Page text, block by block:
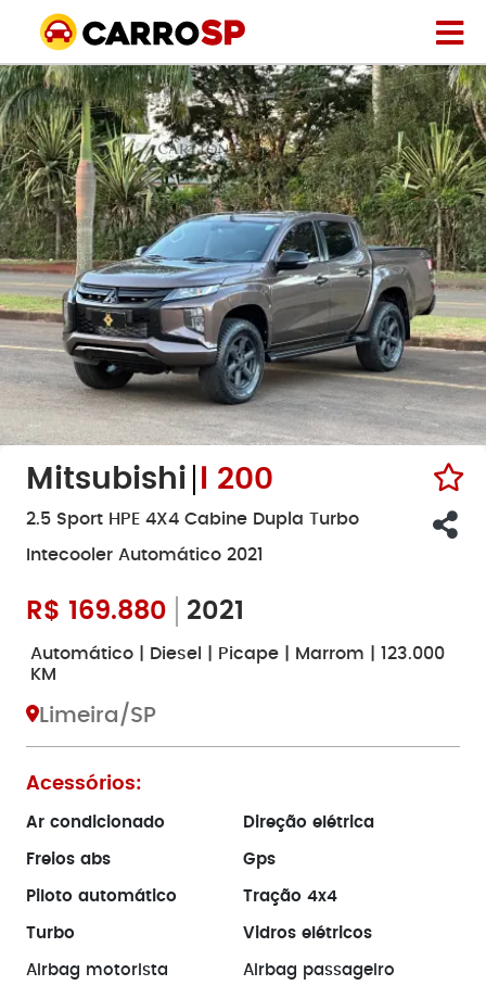
Mitsubishi l 200
2.5 Sport HPE 4X4 Cabine Dupla Turbo
Intecooler Automático 2021
R$ 169.880 2021
Automático | Diesel | Picape | Marrom | 123.000
KM
Limeira/SP
Acessórios:
Ar condicionado Direção elétrica
Freios abs Gps
Piloto automático Tração 4x4
Turbo Vidros elétricos
Airbag motorista Airbag passageiro